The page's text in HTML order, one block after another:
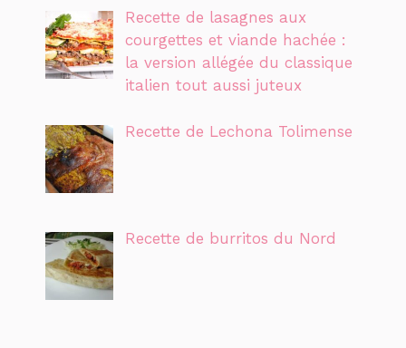
Recette de lasagnes aux
courgettes et viande hachée :
la version allégée du classique
italien tout aussi juteux
Recette de Lechona Tolimense
Recette de burritos du Nord